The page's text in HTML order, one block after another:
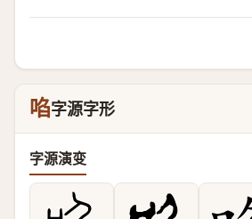
啗字源字形
字源演变